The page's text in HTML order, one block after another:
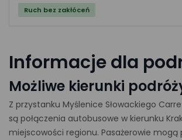
Ruch bez zakłóceń
Informacje dla
Możliwe kierunki
Z przystanku Myślenice Słowackiego
są połączenia autobusowe w kierunku
miejscowości regionu. Pasażerowie mogą